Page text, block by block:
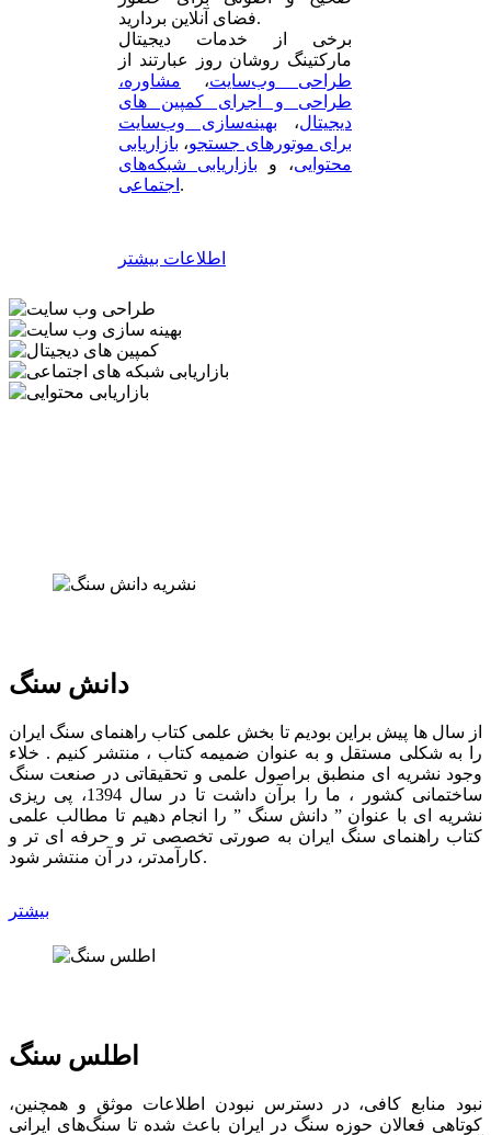
فضای آنلاین بردارید.
برخی از خدمات دیجیتال
مارکتینگ روشان روز عبارتند از
طراحی وب‌سایت، مشاوره،
طراحی و اجرای کمپین های
دیجیتال، بهینه‌سازی وب‌سایت
برای موتورهای جستجو، بازاریابی
محتوایی، و بازاریابی شبکه‌های
اجتماعی .
اطلاعات بیشتر
دانش سنگ
از سال ها پیش براین بودیم تا بخش علمی کتاب راهنمای سنگ ایران
را به شکلی مستقل و به عنوان ضمیمه کتاب ، منتشر کنیم . خلاء
وجود نشریه ای منطبق براصول علمی و تحقیقاتی در صنعت سنگ
ساختمانی کشور ، ما را برآن داشت تا در سال 1394، پی ریزی
نشریه ای با عنوان ” دانش سنگ ” را انجام دهیم تا مطالب علمی
کتاب راهنمای سنگ ایران به صورتی تخصصی تر و حرفه ای تر و
کارآمدتر، در آن منتشر شود.
بیشتر
اطلس سنگ
نبود منابع کافی، در دسترس نبودن اطلاعات موثق و همچنین،
کوتاهی فعالان حوزه سنگ در ایران باعث شده تا سنگ‌های ایرانی